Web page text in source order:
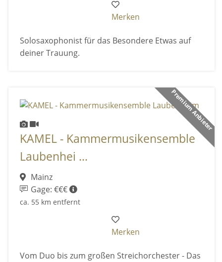
Merken
Solosaxophonist für das Besondere Etwas auf
deiner Trauung.
Premium Anbieter
KAMEL - Kammermusikensemble
Laubenhei ...
Mainz
Gage: €€€
ca. 55 km entfernt
Merken
Vom Duo bis zum großen Streichorchester - Das